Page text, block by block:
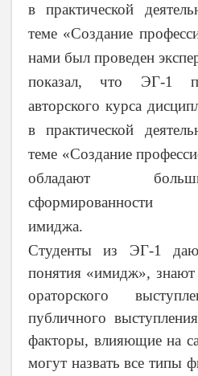
в практической
теме «Создание
нами был проведен
показал, что ЭГ-1
авторского курса
в практической
теме «Создание
обладают
сформированности
имиджа.
Студенты из ЭГ-1
понятия «имидж», знают
ораторского
публичного
факторы, влияющие на
могут назвать все типы